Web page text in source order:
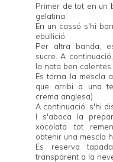
Primer de tot en un
gelatina.
En un cassó s'hi
ebullició.
Per altra banda,
sucre. A
la nata ben
Es torna la mescla
que arribi a una
crema anglesa).
A continuació, s'hi
I s'aboca la
xocolata tot
obtenir una mescla
Es reserva
transparent a la